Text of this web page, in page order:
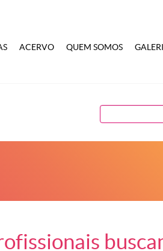
ACERVO QUEM SOMOS